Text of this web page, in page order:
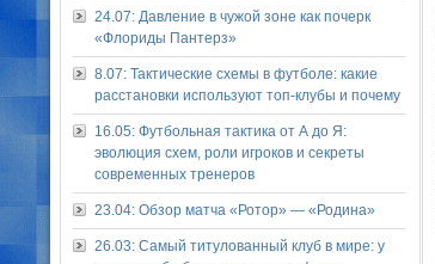
24.07: Давление в чужой зоне как почерк
«Флориды Пантерз»
8.07: Тактические схемы в футболе: какие
расстановки используют топ-клубы и почему
16.05: Футбольная тактика от А до Я:
эволюция схем, роли игроков и секреты
современных тренеров
23.04: Обзор матча «Ротор» — «Родина»
26.03: Самый титулованный клуб в мире: у